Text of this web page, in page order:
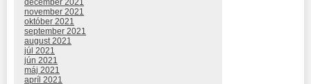
december 2021
november 2021
október 2021
september 2021
august 2021
júl 2021
jún 2021
máj 2021
apríl 2021